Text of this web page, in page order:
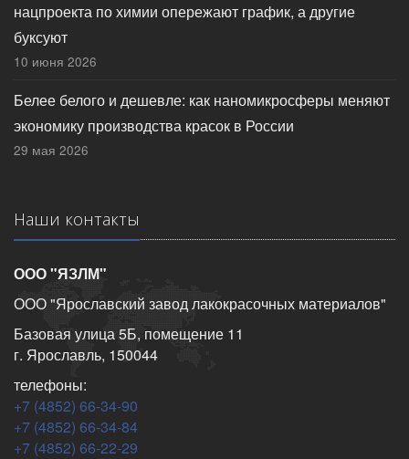
нацпроекта по химии опережают график, а другие
буксуют
10 июня 2026
Белее белого и дешевле: как наномикросферы меняют
экономику производства красок в России
29 мая 2026
Наши контакты
ООО "ЯЗЛМ"
ООО "Ярославский завод лакокрасочных материалов"
Базовая улица 5Б, помещение 11
г. Ярославль, 150044
телефоны:
+7 (4852) 66-34-90
+7 (4852) 66-34-84
+7 (4852) 66-22-29